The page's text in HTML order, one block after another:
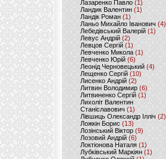
Лазаренко Павло (1)
Ландик Валентин (1)
Ландік Роман (1)
Ланьо Михайло Іванович(4)
Лебедівський Валерій(1)
Левус Андрій(2)
Левцов Сергій (1)
Левченко Микола (1)
Левченко Юрій (6)
Леонід Черновецький (4)
Лещенко Сергій (10)
Лисенко Андрій (2)
Литвин Володимир (6)
Литвиненко Сергій (1)
Лихоліт Валентин
Станіславович (1)
Лівшиць Олександр Ілліч (2)
Ложкін Борис(13)
Лозінський Віктор(9)
Лозовий Андрій (6)
Локтіонова Наталя (1)
Лубківський Маркіян(1)